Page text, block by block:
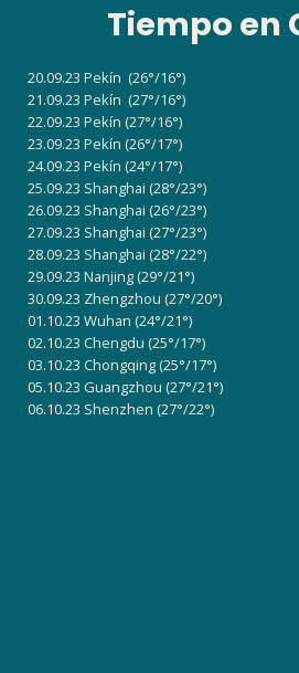
Tiempo en
20.09.23 Pekín (26°/16°)
21.09.23 Pekín (27°/16°)
22.09.23 Pekín (27°/16°)
23.09.23 Pekín (26°/17°)
24.09.23 Pekín (24°/17°)
25.09.23 Shanghai (28°/23°)
26.09.23 Shanghai (26°/23°)
27.09.23 Shanghai (27°/23°)
28.09.23 Shanghai (28°/22°)
29.09.23 Nanjing (29°/21°)
30.09.23 Zhengzhou (27°/20°)
01.10.23 Wuhan (24°/21°)
02.10.23 Chengdu (25°/17°)
03.10.23 Chongqing (25°/17°)
05.10.23 Guangzhou (27°/21°)
06.10.23 Shenzhen (27°/22°)